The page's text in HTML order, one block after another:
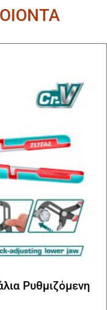
Ρυθμιζόμενη